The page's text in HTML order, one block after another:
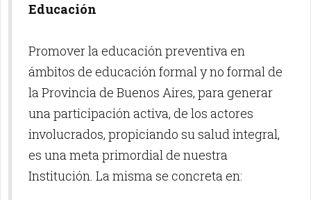
Educación
Promover la educación preventiva en
ámbitos de educación formal y no formal de
la Provincia de Buenos Aires, para generar
una participación activa, de los actores
involucrados, propiciando su salud integral,
es una meta primordial de nuestra
Institución. La misma se concreta en: